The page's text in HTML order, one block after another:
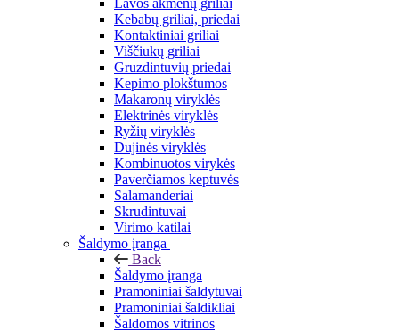
Lavos akmenų griliai
Kebabų griliai, priedai
Kontaktiniai griliai
Viščiukų griliai
Gruzdintuvių priedai
Kepimo plokštumos
Makaronų viryklės
Elektrinės viryklės
Ryžių viryklės
Dujinės viryklės
Kombinuotos virykės
Paverčiamos keptuvės
Salamanderiai
Skrudintuvai
Virimo katilai
Šaldymo įranga
Back
Šaldymo įranga
Pramoniniai šaldytuvai
Pramoniniai šaldikliai
Šaldomos vitrinos